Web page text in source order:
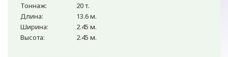
Тоннаж:
20 т.
Длина:
13.6 м.
Ширина:
2.45 м.
Высота:
2.45 м.